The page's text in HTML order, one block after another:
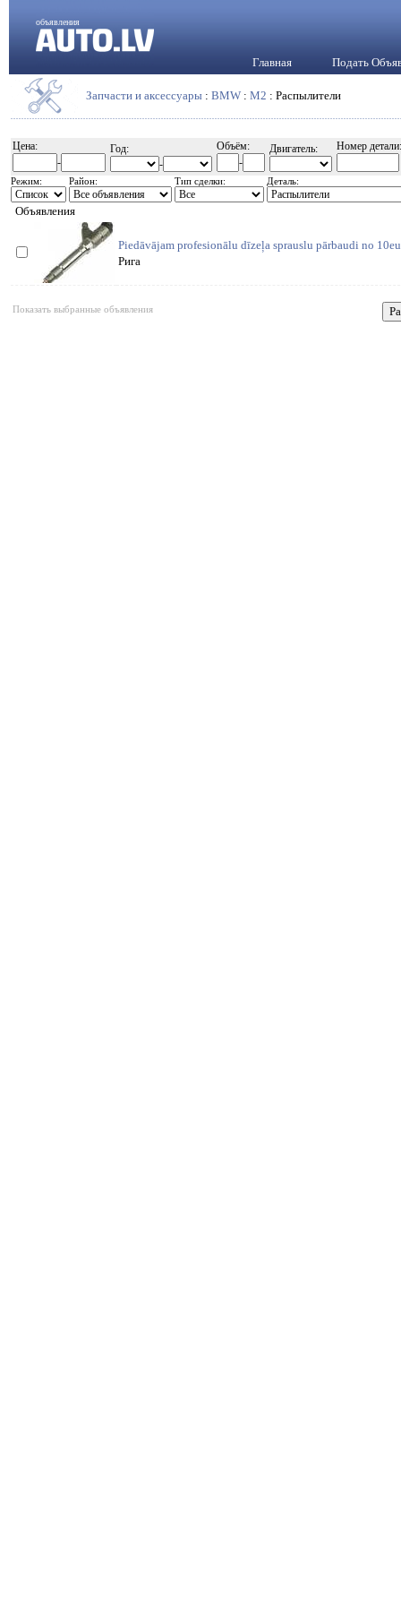
объявления
Главная Подать
Запчасти и аксессуары : BMW : M2 : Распылители
Цена:
-
Год:
-
Объём:
-
Двигатель: Номер детали:
Режим: Район: Тип сделки: Деталь:
Объявления
Piedāvājam profesionālu dīzeļa sprauslu pārbaudi no
Рига
Показать выбранные объявления